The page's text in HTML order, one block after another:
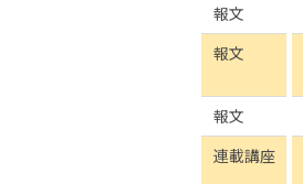
報文
報文
報文
連載講座